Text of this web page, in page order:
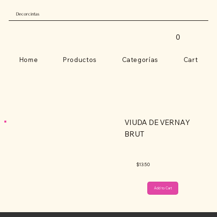
Decorcintas
Home Productos Categorías Cart
0
Add to Cart
VIUDA DE VERNAY
BRUT
$13.50